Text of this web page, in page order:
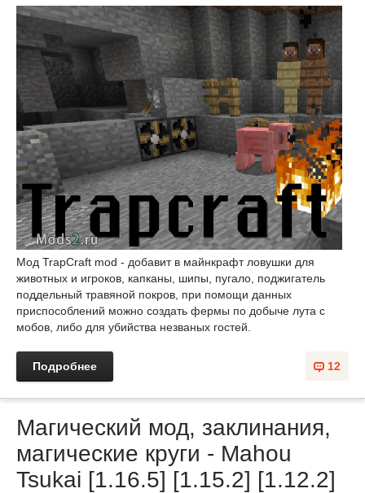
Мод TrapCraft mod - добавит в майнкрафт ловушки для
животных и игроков, капканы, шипы, пугало, поджигатель
поддельный травяной покров, при помощи данных
приспособлений можно создать фермы по добыче лута с
мобов, либо для убийства незваных гостей.
12
Подробнее
Магический мод, заклинания,
магические круги - Mahou
Tsukai [1.16.5] [1.15.2] [1.12.2]